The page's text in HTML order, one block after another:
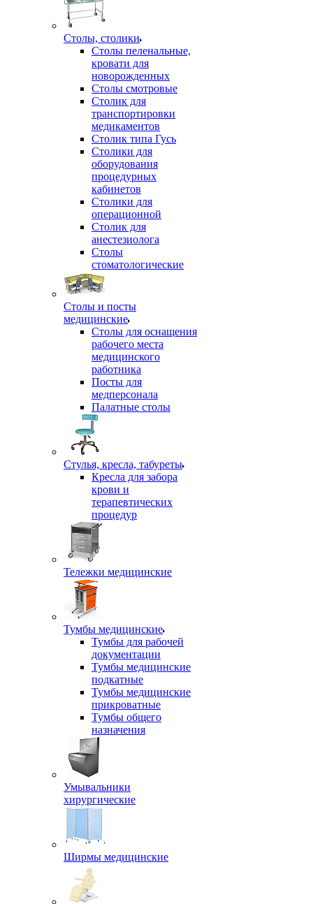
Столы, столики
Столы пеленальные,
кровати для
новорожденных
Столы смотровые
Столик для
транспортировки
медикаментов
Столик типа Гусь
Столики для
оборудования
процедурных
кабинетов
Столики для
операционной
Столик для
анестезиолога
Столы
стоматологические
Столы и посты
медицинские
Столы для оснащения
рабочего места
медицинского
работника
Посты для
медперсонала
Палатные столы
Стулья, кресла, табуреты
Кресла для забора
крови и
терапевтических
процедур
Тележки медицинские
Тумбы медицинские
Тумбы для рабочей
документации
Тумбы медицинские
подкатные
Тумбы медицинские
прикроватные
Тумбы общего
назначения
Умывальники
хирургические
Ширмы медицинские